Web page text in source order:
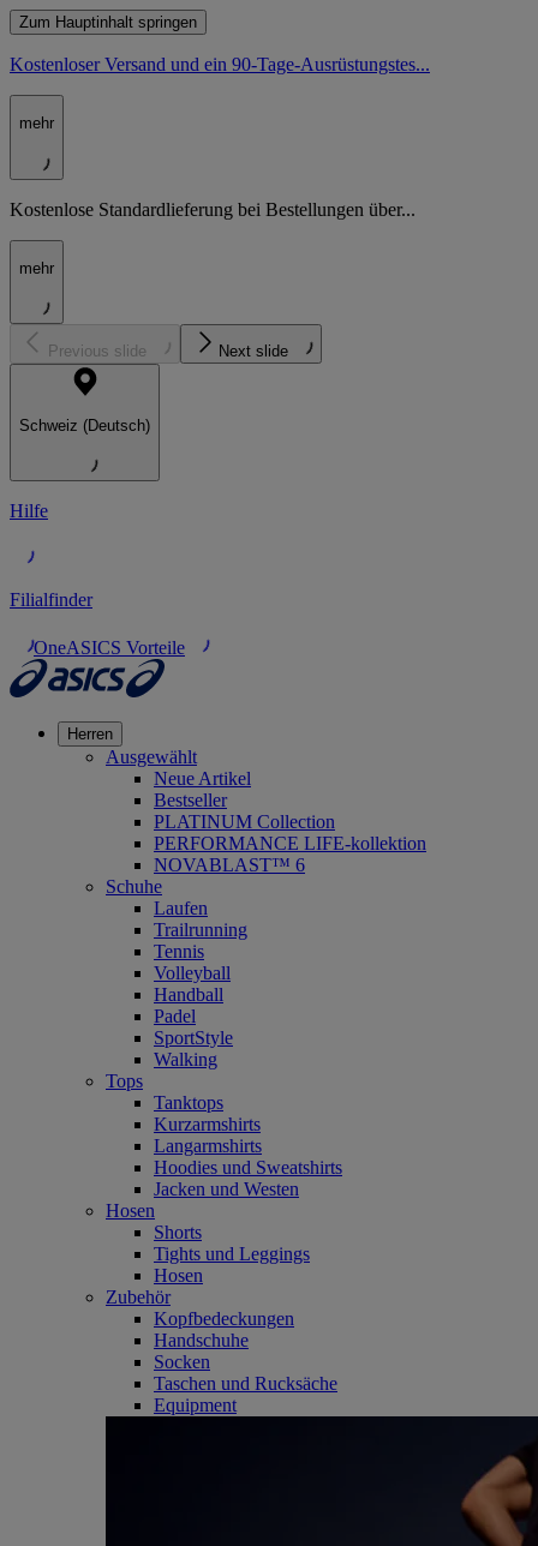
Zum Hauptinhalt springen
Kostenloser Versand und ein 90-Tage-Ausrüstungstes...
mehr
Kostenlose Standardlieferung bei Bestellungen über...
mehr
Previous slide Next slide
Schweiz (Deutsch)
Hilfe
Filialfinder
OneASICS Vorteile
Herren
Ausgewählt
Neue Artikel
Bestseller
PLATINUM Collection
PERFORMANCE LIFE-kollektion
NOVABLAST™ 6
Schuhe
Laufen
Trailrunning
Tennis
Volleyball
Handball
Padel
SportStyle
Walking
Tops
Tanktops
Kurzarmshirts
Langarmshirts
Hoodies und Sweatshirts
Jacken und Westen
Hosen
Shorts
Tights und Leggings
Hosen
Zubehör
Kopfbedeckungen
Handschuhe
Socken
Taschen und Rucksäche
Equipment